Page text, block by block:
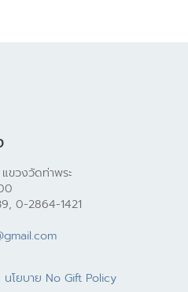
ขวงวัดท่าพระ
0-2864-1421
นโยบาย No Gift Policy